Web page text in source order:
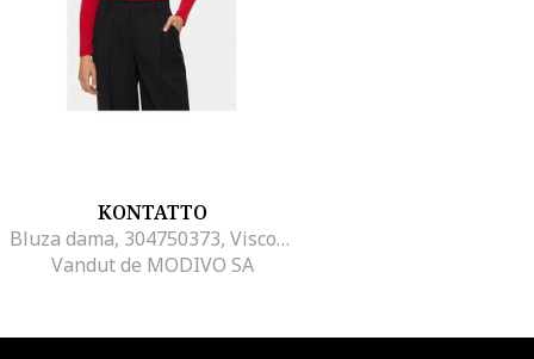
KONTATTO
Bluza dama, 304750373, Viscoza/Poliamida, One Size INTL, Negru
Vandut de MODIVO SA